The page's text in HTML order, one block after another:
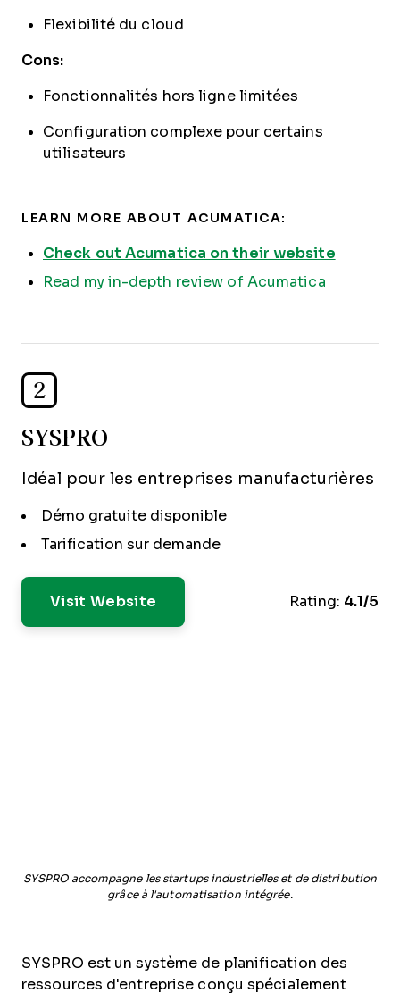
Flexibilité du cloud
Cons:
Fonctionnalités hors ligne limitées
Configuration complexe pour certains
utilisateurs
LEARN MORE ABOUT ACUMATICA:
Check out Acumatica on their website
Read my in-depth review of Acumatica
2
SYSPRO
Idéal pour les entreprises manufacturières
Démo gratuite disponible
Tarification sur demande
Visit Website Rating: 4.1/5
SYSPRO accompagne les startups industrielles et de distribution
grâce à l'automatisation intégrée.
SYSPRO est un système de planification des
ressources d'entreprise conçu spécialement